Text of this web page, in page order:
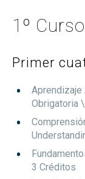
Acceso al
1º Curso
Primer
Aprendizaje
Obrigatoria
3 Créditos